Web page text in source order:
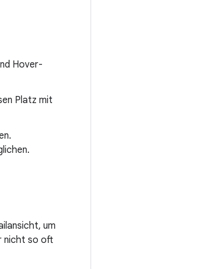
Hover-
Platz mit
um
nicht so oft